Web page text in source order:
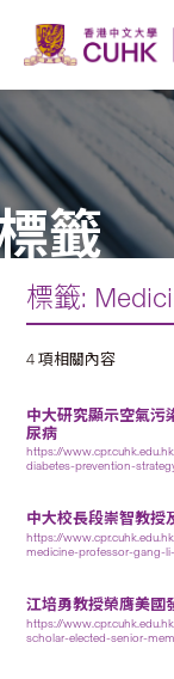
籤
標籤:
4 項相關內容
中大研究顯示空氣污
尿病
https://
diabetes-prevention-
中大校長段崇智教授
https://
medicine-professor-gang-
江培勇教授榮膺美國
https://
scholar-elected-senior-